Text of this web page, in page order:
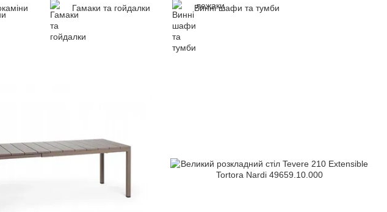
Гамаки та гойдалки Винні шафи та тумби